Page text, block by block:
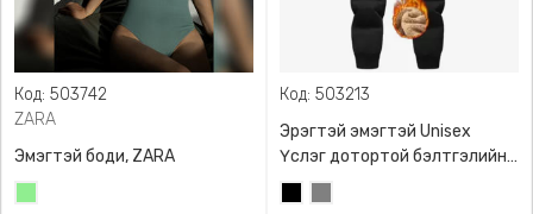
Код: 503742
ZARA
Эмэгтэй боди, ZARA
Код: 503213
Эрэгтэй эмэгтэй Unisex
Үслэг дотортой бэлтгэлийн
өмд,